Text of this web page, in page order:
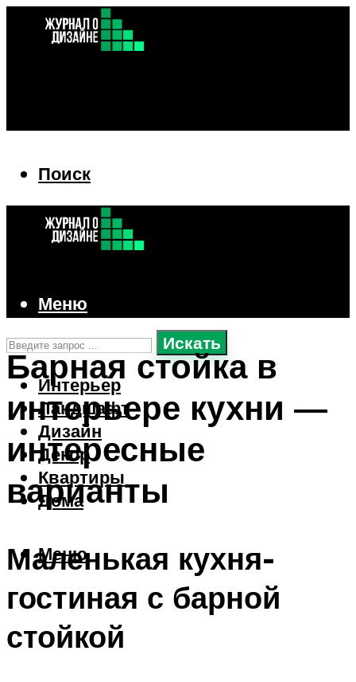
Поиск
Искать
Интерьер
Ландшафт
Дизайн
Декор
Квартиры
Дома
Меню
Меню
Барная стойка в
интерьере кухни —
интересные
варианты
Маленькая кухня-
гостиная с барной
стойкой